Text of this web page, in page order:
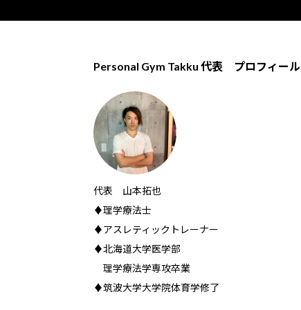
Personal Gym Takku 代表 プロフィール
代表 山本拓也
♦理学療法士
♦アスレティックトレーナー
♦北海道大学医学部
理学療法学専攻卒業
♦筑波大学大学院体育学修了